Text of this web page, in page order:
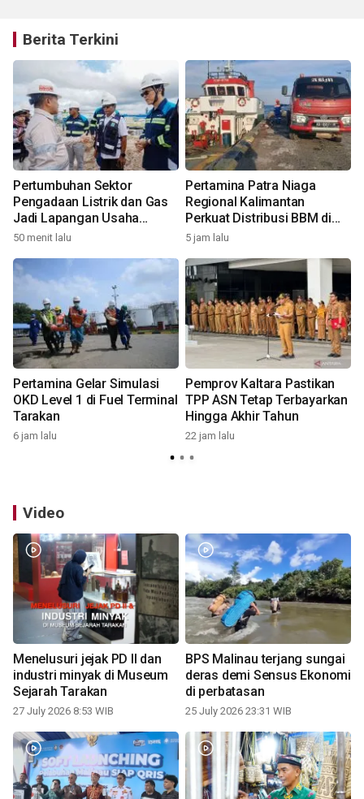
Berita Terkini
Pertumbuhan Sektor
Pengadaan Listrik dan Gas
Jadi Lapangan Usaha
Tertinggi di Kaltara
50 menit lalu
Pertamina Patra Niaga
Regional Kalimantan
Perkuat Distribusi BBM di
Nunukan
5 jam lalu
Pertamina Gelar Simulasi
OKD Level 1 di Fuel Terminal
Tarakan
6 jam lalu
Pemprov Kaltara Pastikan
TPP ASN Tetap Terbayarkan
Hingga Akhir Tahun
22 jam lalu
Video
Menelusuri jejak PD II dan
industri minyak di Museum
Sejarah Tarakan
27 July 2026 8:53 WIB
BPS Malinau terjang sungai
deras demi Sensus Ekonomi
di perbatasan
25 July 2026 23:31 WIB